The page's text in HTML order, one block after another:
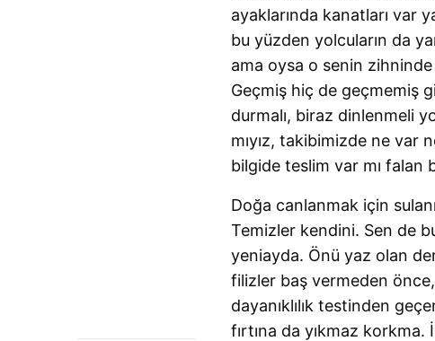
ayaklarında kanatları var
bu yüzden yolcuların da
ama oysa o senin
Geçmiş hiç de geçmemiş
durmalı, biraz dinlenmeli
mıyız, takibimizde ne var
bilgide teslim var mı falan
Doğa canlanmak için
Temizler kendini. Sen de
yeniayda. Önü yaz olan
filizler baş vermeden
dayanıklılık testinden
fırtına da yıkmaz